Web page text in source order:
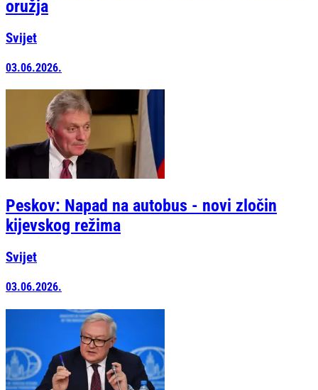
oružja
Svijet
03.06.2026.
Peskov: Napad na autobus - novi zločin
kijevskog režima
Svijet
03.06.2026.